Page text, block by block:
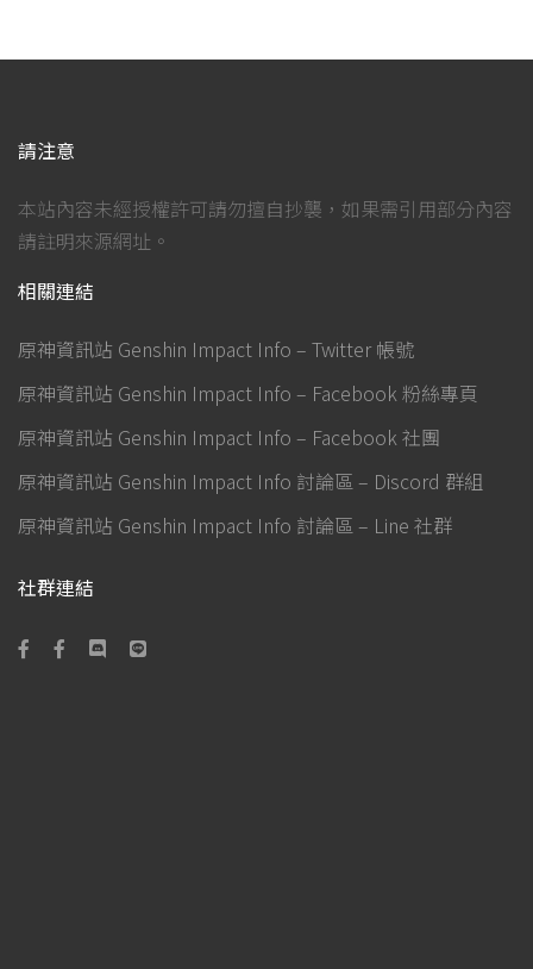
請注意
本站內容未經授權許可請勿擅自抄襲，如果需引用部分內容
請註明來源網址。
相關連結
原神資訊站 Genshin Impact Info – Twitter 帳號
原神資訊站 Genshin Impact Info – Facebook 粉絲專頁
原神資訊站 Genshin Impact Info – Facebook 社團
原神資訊站 Genshin Impact Info 討論區 – Discord 群組
原神資訊站 Genshin Impact Info 討論區 – Line 社群
社群連結